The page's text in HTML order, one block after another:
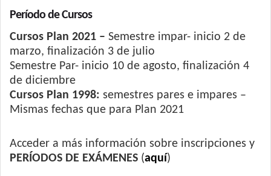
Período de Cursos
Cursos Plan 2021 – Semestre impar- inicio 2 de
marzo, finalización 3 de julio
Semestre Par- inicio 10 de agosto, finalización 4
de diciembre
Cursos Plan 1998: semestres pares e impares –
Mismas fechas que para Plan 2021
Acceder a más información sobre inscripciones y
PERÍODOS DE EXÁMENES (aquí)